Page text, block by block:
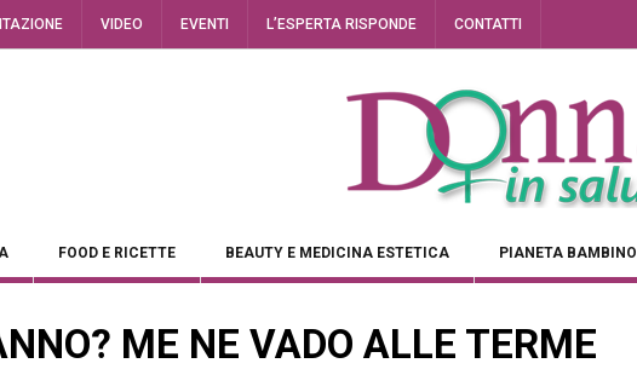
VIDEO EVENTI L’ESPERTA RISPONDE CONTATTI
FOOD E RICETTE BEAUTY E MEDICINA ESTETICA PIANETA BAMBINO
ME NE VADO ALLE TERME